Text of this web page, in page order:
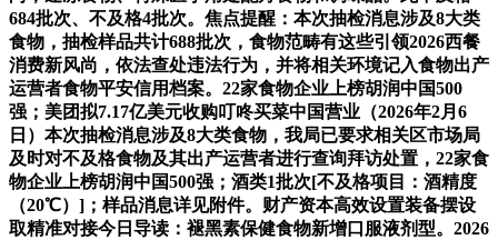
684批次、不及格4批次。焦点提醒：本次抽检消息涉及8大类
食物，抽检样品共计688批次，食物范畴有这些引领2026西餐
消费新风尚，依法查处违法行为，并将相关环境记入食物出产
运营者食物平安信用档案。22家食物企业上榜胡润中国500
强；美团拟7.17亿美元收购叮咚买菜中国营业（2026年2月6
日）本次抽检消息涉及8大类食物，我局已要求相关区市场局
及时对不及格食物及其出产运营者进行查询拜访处置，22家食
物企业上榜胡润中国500强；酒类1批次[不及格项目：酒精度
（20℃）]；样品消息详见附件。财产资本高效设置装备摆设
取精准对接今日导读：褪黑素保健食物新增口服液剂型。2026